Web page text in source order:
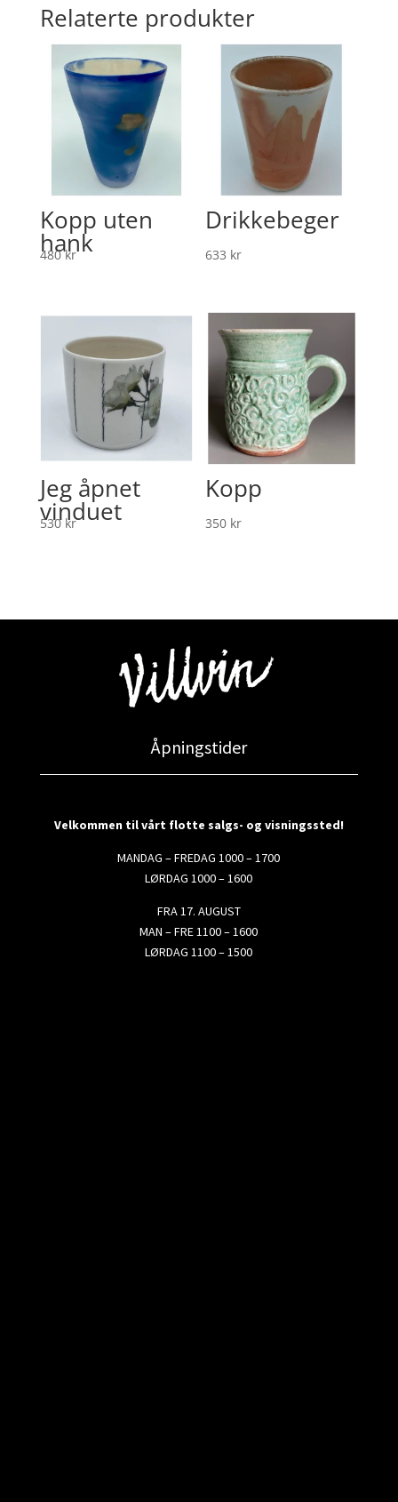
Relaterte produkter
Kopp uten
hank
480kr
Drikkebeger
633 kr
Jeg åpnet
vinduet
530 kr
Kopp
350 kr
Åpningstider
Velkommen til vårt flotte salgs- og visningssted!
MANDAG – FREDAG 1000 – 1700
LØRDAG 1000 – 1600
FRA 17. AUGUST
MAN – FRE 1100 – 1600
LØRDAG 1100 – 1500